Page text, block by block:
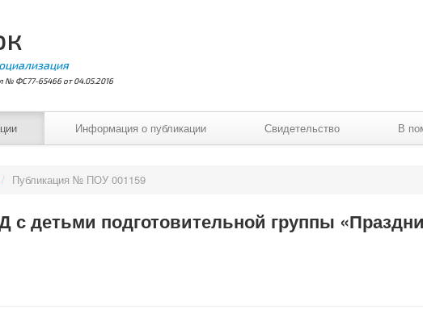
№ ФС77-65466 от 04.05.2016
Информация о публикации Свидетельство В
/ Публикация № ПОУ 001159
с детьми подготовительной группы